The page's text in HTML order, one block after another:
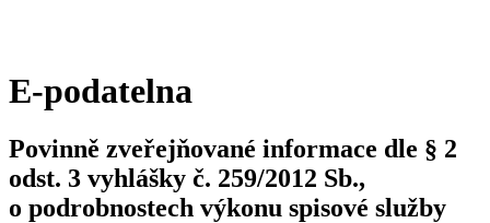
E-podatelna
Povinně zveřejňované informace dle § 2
odst. 3 vyhlášky č. 259/2012 Sb.,
o podrobnostech výkonu spisové služby